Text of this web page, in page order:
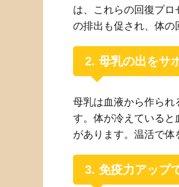
は、これらの回復プ
の排出も促され、体の
2. 母乳の出をサ
母乳は血液から作られ
す。体が冷えていると
があります。温活で体
3. 免疫力アップ